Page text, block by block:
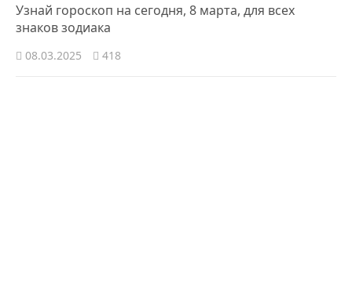
Узнай гороскоп на сегодня, 8 марта, для всех
знаков зодиака
08.03.2025 418